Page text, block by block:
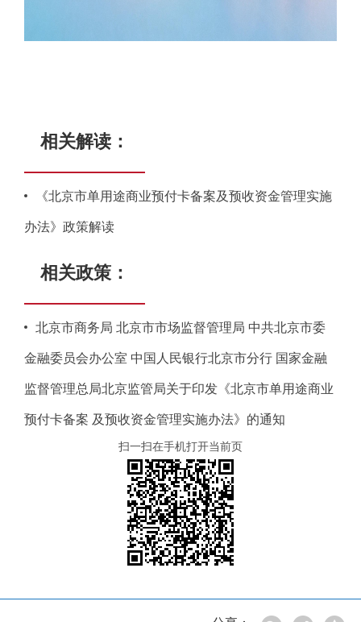
相关解读：
《北京市单用途商业预付卡备案及预收资金管理实施
办法》政策解读
相关政策：
北京市商务局 北京市市场监督管理局 中共北京市委
金融委员会办公室 中国人民银行北京市分行 国家金融
监督管理总局北京监管局关于印发《北京市单用途商业
预付卡备案 及预收资金管理实施办法》的通知
扫一扫在手机打开当前页